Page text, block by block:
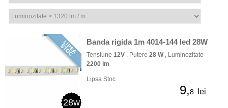
28w
Banda rigida 1m 4014-144 led 28W
Tensiune 12V , Putere 28 W, Luminozitate
2200 lm
Lipsa Stoc
9,8 lei